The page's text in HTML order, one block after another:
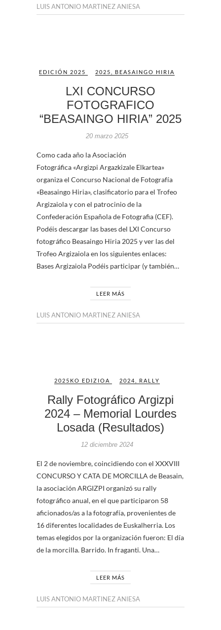
LUIS ANTONIO MARTINEZ ANIESA
EDICIÓN 2025 2025 BEASAINGO HIRIA
LXI CONCURSO
FOTOGRAFICO
“BEASAINGO HIRIA” 2025
20 marzo 2025
Como cada año la Asociación
Fotográfica «Argizpi Argazkizale Elkartea»
organiza el Concurso Nacional de Fotografía
«Beasaingo Hiria», clasificatorio para el Trofeo
Argizaiola y con el patrocinio de la
Confederación Española de Fotografia (CEF).
Podéis descargar las bases del LXI Concurso
fotográfico Beasaingo Hiria 2025 y ver las del
Trofeo Argizaiola en los siguientes enlaces:
Bases Argizaiola Podéis participar (y también…
LEER MÁS
LUIS ANTONIO MARTINEZ ANIESA
2025KO EDIZIOA 2024 RALLY
Rally Fotográfico Argizpi
2024 – Memorial Lourdes
Losada (Resultados)
12 diciembre 2024
El 2 de noviembre, coincidiendo con el XXXVIII
CONCURSO Y CATA DE MORCILLA de Beasain,
la asociación ARGIZPI organizó su rally
fotográfico anual, en el que participaron 58
aficionados/as a la fotografía, provenientes de
16 diferentes localidades de Euskalherria. Los
temas elegidos por la organización fueron: El día
de la morcilla. Barrido. In fraganti. Una…
LEER MÁS
LUIS ANTONIO MARTINEZ ANIESA